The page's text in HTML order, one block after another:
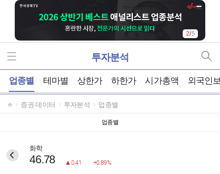
2/5
투자분석
업종별 테마별 상한가 하한가 시가총액 외국인
증권 데이터 투자분석 업종별
업종별
화학
46.78 0.41 0.89%